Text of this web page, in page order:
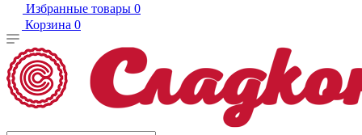
Избранные товары 0
Корзина 0